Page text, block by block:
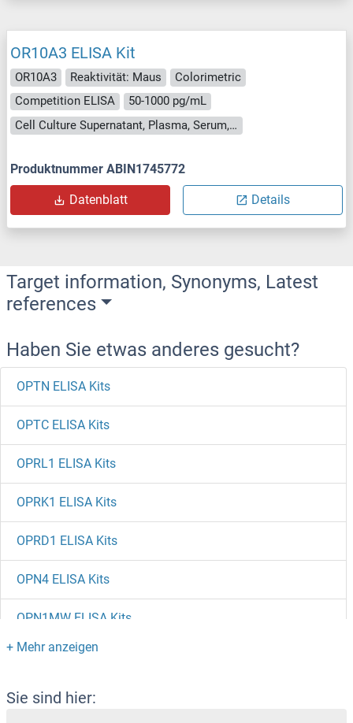
OR10A3 ELISA Kit
OR10A3 Reaktivität: Maus
Colorimetric
Competition ELISA
50-1000 pg/mL
Cell Culture Supernatant, Plasma, Serum, Tissue Homogenate
Produktnummer ABIN1745772
Datenblatt Details
Target information, Synonyms, Latest
references
Haben Sie etwas anderes gesucht?
OPTN ELISA Kits
OPTC ELISA Kits
OPRL1 ELISA Kits
OPRK1 ELISA Kits
OPRD1 ELISA Kits
OPN4 ELISA Kits
OPN1MW ELISA Kits
OPLAH ELISA Kits
ONECUT2 ELISA Kits
Sie sind hier: